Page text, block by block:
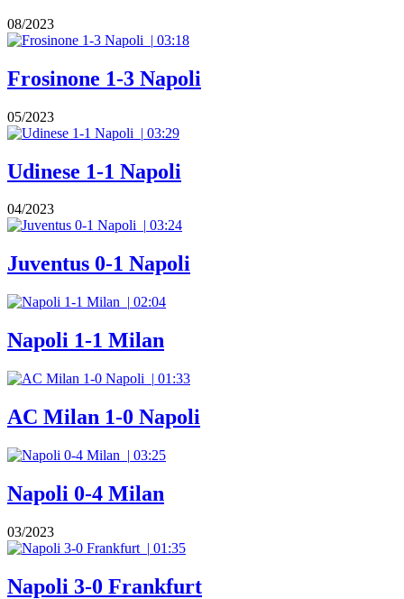
08/2023
| 03:18
Frosinone 1-3 Napoli
05/2023
| 03:29
Udinese 1-1 Napoli
04/2023
| 03:24
Juventus 0-1 Napoli
| 02:04
Napoli 1-1 Milan
| 01:33
AC Milan 1-0 Napoli
| 03:25
Napoli 0-4 Milan
03/2023
| 01:35
Napoli 3-0 Frankfurt